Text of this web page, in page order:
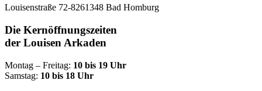
Louisenstraße 72-8261348 Bad Homburg
Die Kernöffnungszeiten
der Louisen Arkaden
Montag – Freitag: 10 bis 19 Uhr
Samstag: 10 bis 18 Uhr